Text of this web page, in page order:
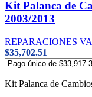
Kit Palanca de
2003/2013
REPARACIONES
$35,702.51
Kit Palanca de